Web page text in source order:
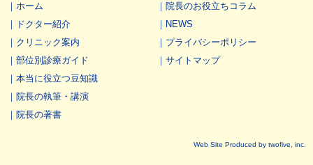
ホーム
ドクター紹介
クリニック案内
部位別診療ガイド
本当に役立つ豆知識
院長の執筆・講演
院長の著書
院長のお役立ちコラム
NEWS
プライバシーポリシー
サイトマップ
Web Site Produced by twofive, inc.